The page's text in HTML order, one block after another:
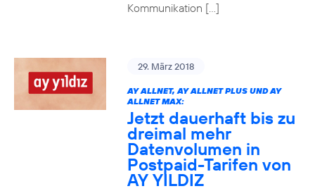
Kommunikation […]
29. März 2018
AY ALLNET, AY ALLNET PLUS UND AY
ALLNET MAX:
Jetzt dauerhaft bis zu
dreimal mehr
Datenvolumen in
Postpaid-Tarifen von
AY YILDIZ